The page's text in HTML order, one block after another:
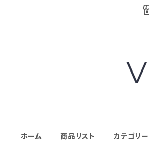
ホーム 商品リスト カテゴリー